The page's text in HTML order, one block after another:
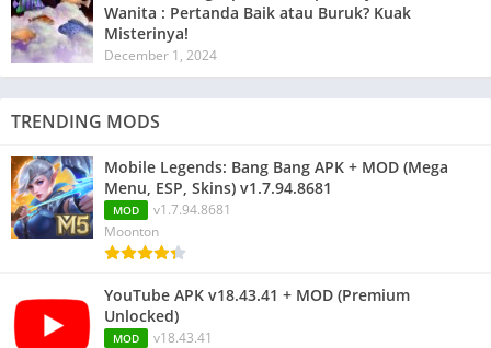
Wanita : Pertanda Baik atau Buruk? Kuak
Misterinya!
December 1, 2024
TRENDING MODS
Mobile Legends: Bang Bang APK + MOD (Mega
Menu, ESP, Skins) v1.7.94.8681
MOD
v1.7.94.8681
Moonton
YouTube APK v18.43.41 + MOD (Premium
Unlocked)
MOD
v18.43.41